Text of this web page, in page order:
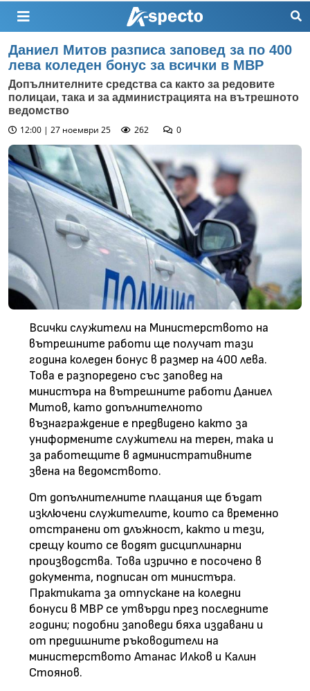
Даниел Митов разписа заповед за по 400
лева коледен бонус за всички в МВР
Допълнителните средства са както за редовите
полицаи, така и за администрацията на вътрешното
ведомство
12:00 | 27 ноември 25
262 0
Всички служители на Министерството на
вътрешните работи ще получат тази
година коледен бонус в размер на 400 лева.
Това е разпоредено със заповед на
министъра на вътрешните работи Даниел
Митов, като допълнителното
възнаграждение е предвидено както за
униформените служители на терен, така и
за работещите в административните
звена на ведомството.
От допълнителните плащания ще бъдат
изключени служителите, които са временно
отстранени от длъжност, както и тези,
срещу които се водят дисциплинарни
производства. Това изрично е посочено в
документа, подписан от министъра.
Практиката за отпускане на коледни
бонуси в МВР се утвърди през последните
години; подобни заповеди бяха издавани и
от предишните ръководители на
министерството Атанас Илков и Калин
Стоянов.